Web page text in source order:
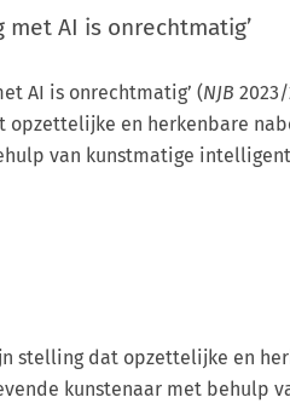
met AI is onrechtmatig’
AI is onrechtmatig’ (NJB
en herkenbare
van kunstmatige
stelling dat opzettelijke en
kunstenaar met behulp